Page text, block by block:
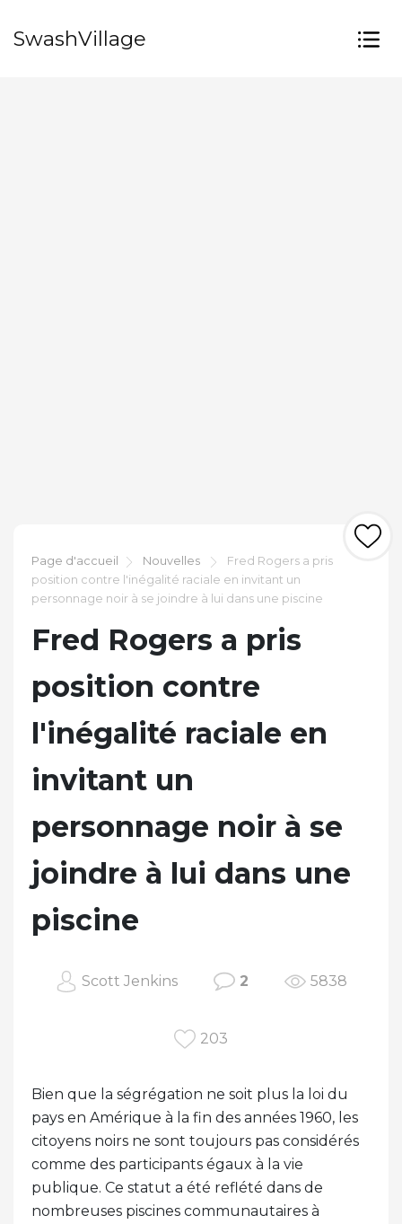
SwashVillage
Page d'accueil Nouvelles
Fred Rogers a pris
position contre l'inégalité raciale en invitant un
personnage noir à se joindre à lui dans une piscine
Fred Rogers a pris
position contre
l'inégalité raciale en
invitant un
personnage noir à se
joindre à lui dans une
piscine
Scott Jenkins 2 5838
203
Bien que la ségrégation ne soit plus la loi du
pays en Amérique à la fin des années 1960, les
citoyens noirs ne sont toujours pas considérés
comme des participants égaux à la vie
publique. Ce statut a été reflété dans de
nombreuses piscines communautaires à